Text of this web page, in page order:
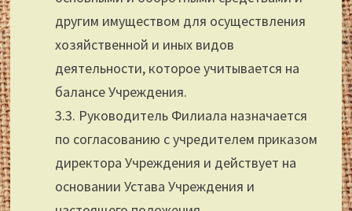
другим имуществом для осуществления
хозяйственной и иных видов
деятельности, которое учитывается на
балансе Учреждения.
3.3. Руководитель Филиала назначается
по согласованию с учредителем приказом
директора Учреждения и действует на
основании Устава Учреждения и